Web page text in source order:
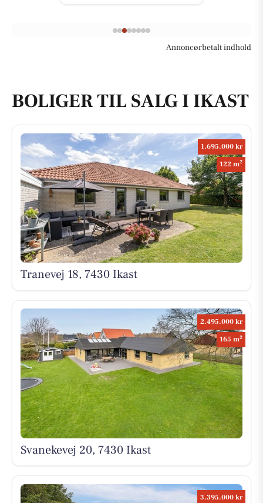
Annoncørbetalt indhold
BOLIGER TIL SALG I IKAST
1.695.000 kr
122 m2
Tranevej 18, 7430 Ikast
2.495.000 kr
165 m2
Svanekevej 20, 7430 Ikast
3.395.000 kr